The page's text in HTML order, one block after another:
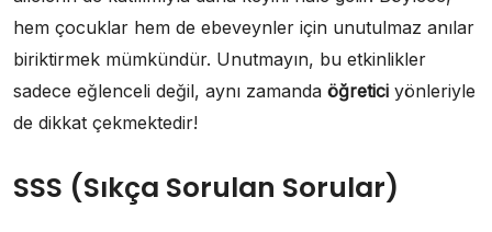
hem çocuklar hem de ebeveynler için unutulmaz anılar
biriktirmek mümkündür. Unutmayın, bu etkinlikler
sadece eğlenceli değil, aynı zamanda öğretici yönleriyle
de dikkat çekmektedir!
SSS (Sıkça Sorulan Sorular)